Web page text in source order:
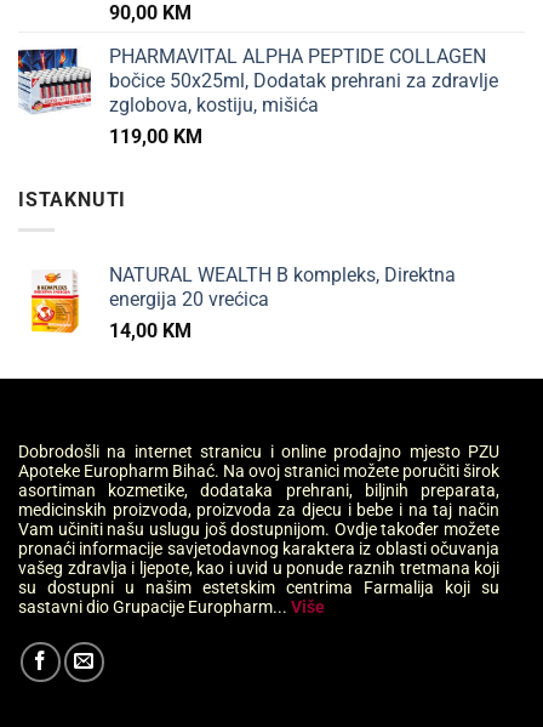
90,00 KM
PHARMAVITAL ALPHA PEPTIDE COLLAGEN
bočice 50x25ml, Dodatak prehrani za zdravlje
zglobova, kostiju, mišića
119,00 KM
ISTAKNUTI
NATURAL WEALTH B kompleks, Direktna
energija 20 vrećica
14,00 KM
Dobrodošli na internet stranicu i online prodajno mjesto PZU
Apoteke Europharm Bihać. Na ovoj stranici možete poručiti širok
asortiman kozmetike, dodataka prehrani, biljnih preparata,
medicinskih proizvoda, proizvoda za djecu i bebe i na taj način
Vam učiniti našu uslugu još dostupnijom. Ovdje također možete
pronaći informacije savjetodavnog karaktera iz oblasti očuvanja
vašeg zdravlja i ljepote, kao i uvid u ponude raznih tretmana koji
su dostupni u našim estetskim centrima Farmalija koji su
sastavni dio Grupacije Europharm... Više